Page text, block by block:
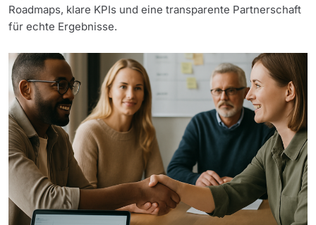
Roadmaps, klare KPIs und eine transparente Partnerschaft
für echte Ergebnisse.